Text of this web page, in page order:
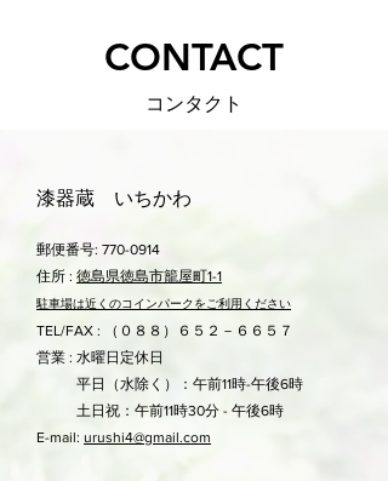
​CONTACT
コンタクト
漆器蔵 いちかわ
郵便番号: 770-0914
住所 : 徳島県徳島市籠屋町1-1
駐車場は近くのコ インパークをご利用ください
TEL/FAX : （０８８）６５２－６６５７
営業 : 水曜日定休日
平日（水除く）：午前11時-午後6時
土日祝：午前11時30分 - 午後6時
E-mail: urushi4@gmail.com